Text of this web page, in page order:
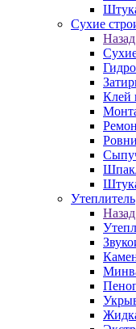
Сухие
Назад
Клей
Утеплитель
Назад